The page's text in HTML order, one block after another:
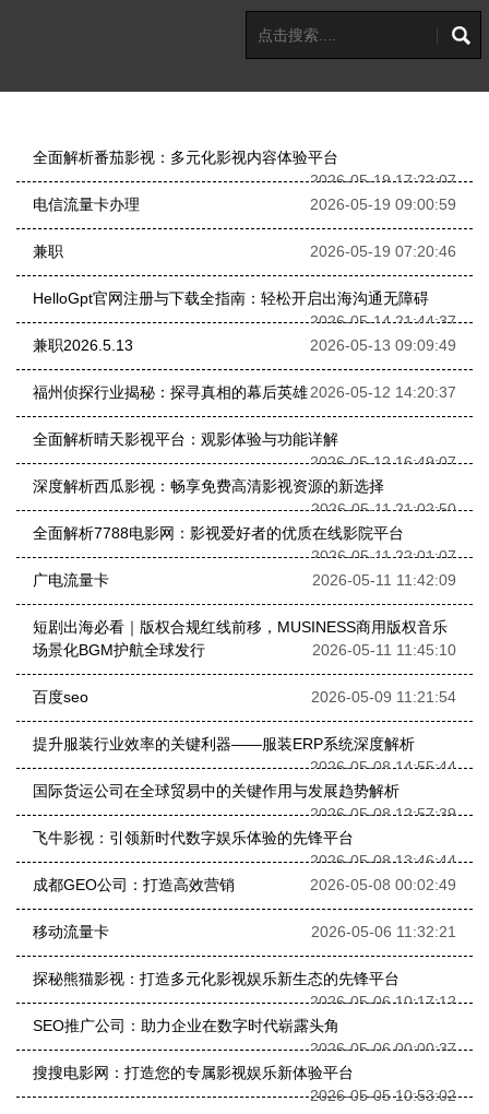
全面解析番茄影视：多元化影视内容体验平台
2026-05-19 17:22:07
电信流量卡办理
2026-05-19 09:00:59
兼职 2026-05-19 07:20:46
HelloGpt官网注册与下载全指南：轻松开启出海沟通无障碍
2026-05-14 21:44:37
兼职2026.5.13
2026-05-13 09:09:49
福州侦探行业揭秘：探寻真相的幕后英雄2026-05-12 14:20:37
全面解析晴天影视平台：观影体验与功能详解
2026-05-12 16:49:07
深度解析西瓜影视：畅享免费高清影视资源的新选择
2026-05-11 21:02:50
全面解析7788电影网：影视爱好者的优质在线影院平台
2026-05-11 22:01:07
广电流量卡
2026-05-11 11:42:09
短剧出海必看｜版权合规红线前移，MUSINESS商用版权音乐
场景化BGM护航全球发行
2026-05-11 11:45:10
百度seo 2026-05-09 11:21:54
提升服装行业效率的关键利器——服装ERP系统深度解析
2026-05-08 14:55:44
国际货运公司在全球贸易中的关键作用与发展趋势解析
2026-05-08 12:57:39
飞牛影视：引领新时代数字娱乐体验的先锋平台
2026-05-08 13:46:44
成都GEO公司：打造高效营销
2026-05-08 00:02:49
移动流量卡 2026-05-06 11:32:21
探秘熊猫影视：打造多元化影视娱乐新生态的先锋平台
2026-05-06 10:17:12
SEO推广公司：助力企业在数字时代崭露头角
2026-05-06 00:00:37
搜搜电影网：打造您的专属影视娱乐新体验平台
2026-05-05 10:53:02